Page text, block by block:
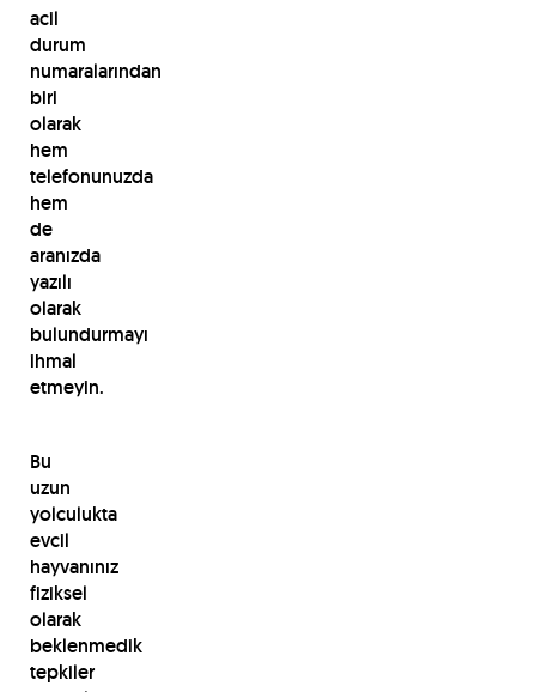
acil
durum
numaralarından
biri
olarak
hem
telefonunuzda
hem
de
aranızda
yazılı
olarak
bulundurmayı
ihmal
etmeyin.
Bu
uzun
yolculukta
evcil
hayvanınız
fiziksel
olarak
beklenmedik
tepkiler